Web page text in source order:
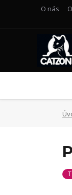
O nás